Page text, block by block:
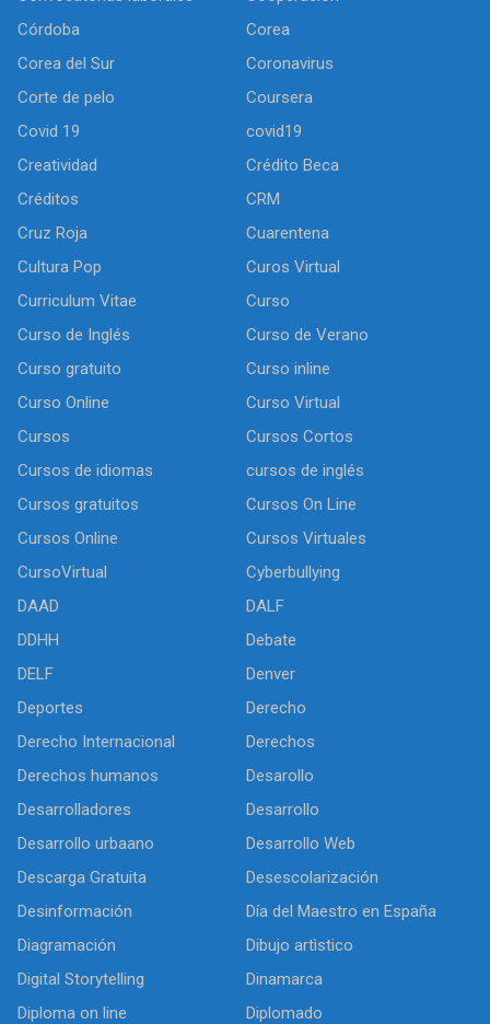
Córdoba
Corea
Corea del Sur
Coronavirus
Corte de pelo
Coursera
Covid 19
covid19
Creatividad
Crédito Beca
Créditos
CRM
Cruz Roja
Cuarentena
Cultura Pop
Curos Virtual
Curriculum Vitae
Curso
Curso de Inglés
Curso de Verano
Curso gratuito
Curso inline
Curso Online
Curso Virtual
Cursos
Cursos Cortos
Cursos de idiomas
cursos de inglés
Cursos gratuitos
Cursos On Line
Cursos Online
Cursos Virtuales
CursoVirtual
Cyberbullying
DAAD
DALF
DDHH
Debate
DELF
Denver
Deportes
Derecho
Derecho Internacional
Derechos
Derechos humanos
Desarollo
Desarrolladores
Desarrollo
Desarrollo urbaano
Desarrollo Web
Descarga Gratuita
Desescolarización
Desinformación
Día del Maestro en España
Diagramación
Dibujo artìstico
Digital Storytelling
Dinamarca
Diploma on line
Diplomado